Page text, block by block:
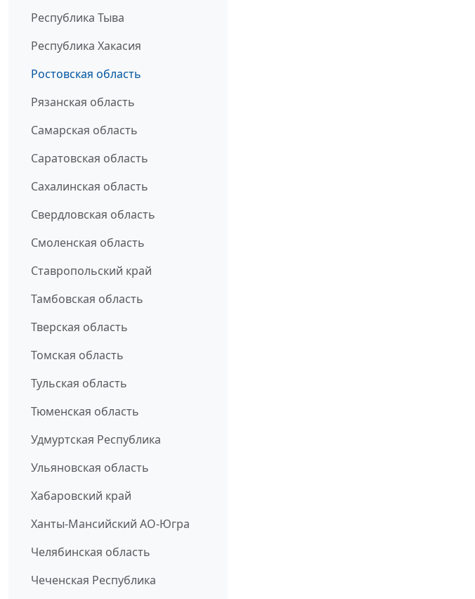
Республика Тыва
Республика Хакасия
Ростовская область
Рязанская область
Самарская область
Саратовская область
Сахалинская область
Свердловская область
Смоленская область
Ставропольский край
Тамбовская область
Тверская область
Томская область
Тульская область
Тюменская область
Удмуртская Республика
Ульяновская область
Хабаровский край
Ханты-Мансийский АО-Югра
Челябинская область
Чеченская Республика